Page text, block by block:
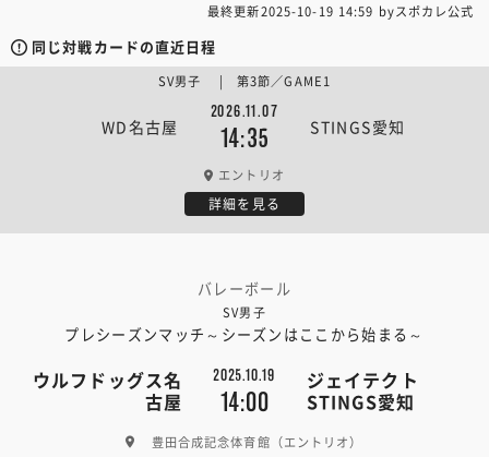
最終更新2025-10-19 14:59 byスポカレ公式
同じ対戦カードの直近日程
WD名古屋
2026.11.07
14:35 STINGS愛知
SV男子 | 第3節／GAME1
エントリオ
詳細を見る
バレーボール
SV男子
プレシーズンマッチ～シーズンはここから始まる～
ウルフドッグス名
古屋
2025.10.19
14:00
ジェイテクト
STINGS愛知
豊田合成記念体育館（エントリオ）